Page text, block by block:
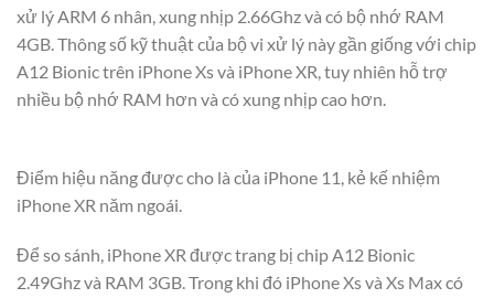
xử lý ARM 6 nhân, xung nhịp 2.66Ghz và có bộ nhớ RAM
4GB. Thông số kỹ thuật của bộ vi xử lý này gần giống với chip
A12 Bionic trên iPhone Xs và iPhone XR, tuy nhiên hỗ trợ
nhiều bộ nhớ RAM hơn và có xung nhịp cao hơn.
Điểm hiệu năng được cho là của iPhone 11, kẻ kế nhiệm
iPhone XR năm ngoái.
Để so sánh, iPhone XR được trang bị chip A12 Bionic
2.49Ghz và RAM 3GB. Trong khi đó iPhone Xs và Xs Max có